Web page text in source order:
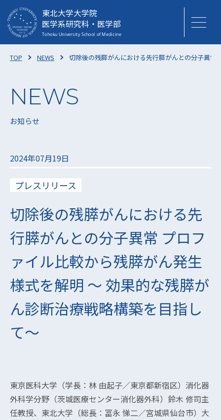
東北大学大学院
医学系研究科・医学部
TOP NEWS 切除後の残膵がんにおける先行膵がんとの分子異
お知らせ
2024年07月19日
プレスリリース
切除後の残膵がんにおける先
行膵がんとの分子異常 プロフ
ァイル比較から残膵がん発生
様式を解明 ～ 効果的な残膵が
ん診断治療戦略構築を目指し
て～
東京医科大学（学長：林 由起子／東京都新宿区）消化器
外科学分野（茨城医療センター消化器外科）鈴木 修司主
任教授、東北大学（総長：冨永 悌二／宮城県仙台市）大